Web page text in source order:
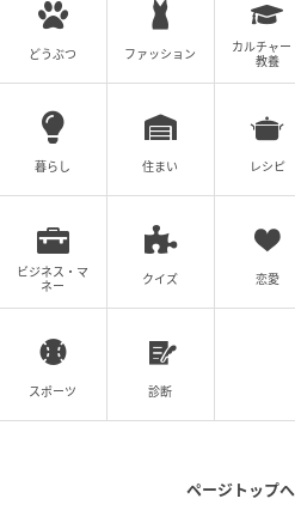
どうぶつ ファッション
カルチャー
教養
暮らし 住まい レシピ
ビジネス・マ
ネー
クイズ 恋愛
スポーツ 診断
ページトップ